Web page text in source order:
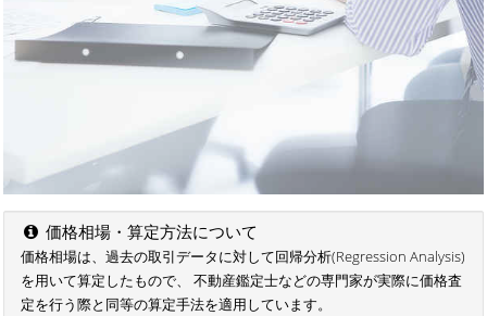
価格相場・算定方法について
価格相場は、過去の取引データに対して回帰分析(Regression Analysis)
を用いて算定したもので、 不動産鑑定士などの専門家が実際に価格査
定を行う際と同等の算定手法を適用しています。